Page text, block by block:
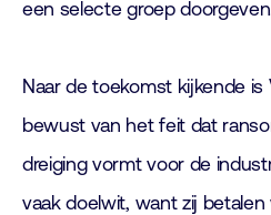
een selecte groep
Naar de toekomst kijkende is
bewust van het feit dat
dreiging vormt voor de
vaak doelwit, want zij betalen